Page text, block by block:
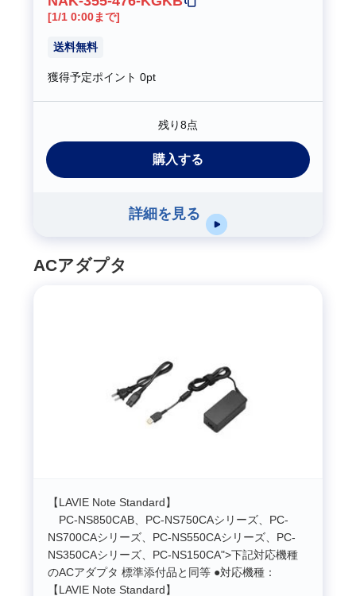
[1/1 0:00まで]
送料無料
獲得予定ポイント0pt
残り8点
購入する
詳細を見る
ACアダプタ
【LAVIE Note Standard】
PC-NS850CAB、PC-NS750CAシリーズ、PC-
NS700CAシリーズ、PC-NS550CAシリーズ、PC-
NS350CAシリーズ、PC-NS150CA">下記対応機種
のACアダプタ 標準添付品と同等 ●対応機種：
【LAVIE Note Standard】